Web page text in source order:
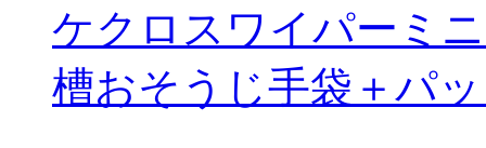
ケクロスワイパーミ
槽おそうじ手袋＋パ